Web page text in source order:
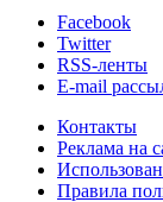
Facebook
Twitter
RSS-ленты
E-mail
Контакты
Реклама на
Правила